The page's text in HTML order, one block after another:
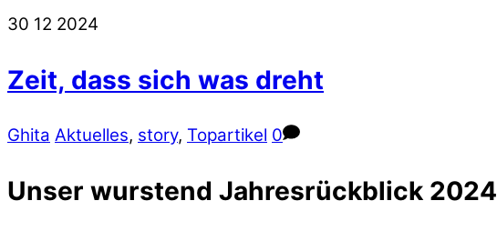
30 12 2024
Zeit, dass sich was dreht
Ghita Aktuelles, story, Topartikel 0
Unser wurstend Jahresrückblick 2024